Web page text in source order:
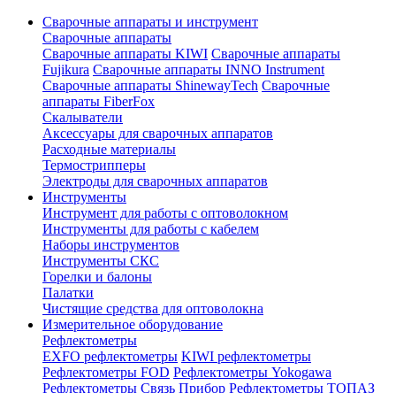
Сварочные аппараты и инструмент
Сварочные аппараты
Сварочные аппараты KIWI Сварочные аппараты
Fujikura Сварочные аппараты INNO Instrument
Сварочные аппараты ShinewayTech Cварочные
аппараты FiberFox
Скалыватели
Аксессуары для сварочных аппаратов
Расходные материалы
Термострипперы
Электроды для сварочных аппаратов
Инструменты
Инструмент для работы с оптоволокном
Инструменты для работы с кабелем
Наборы инструментов
Инструменты СКС
Горелки и балоны
Палатки
Чистящие средства для оптоволокна
Измерительное оборудование
Рефлектометры
EXFO рефлектометры KIWI рефлектометры
Рефлектометры FOD Рефлектометры Yokogawa
Рефлектометры Связь Прибор Рефлектометры ТОПАЗ